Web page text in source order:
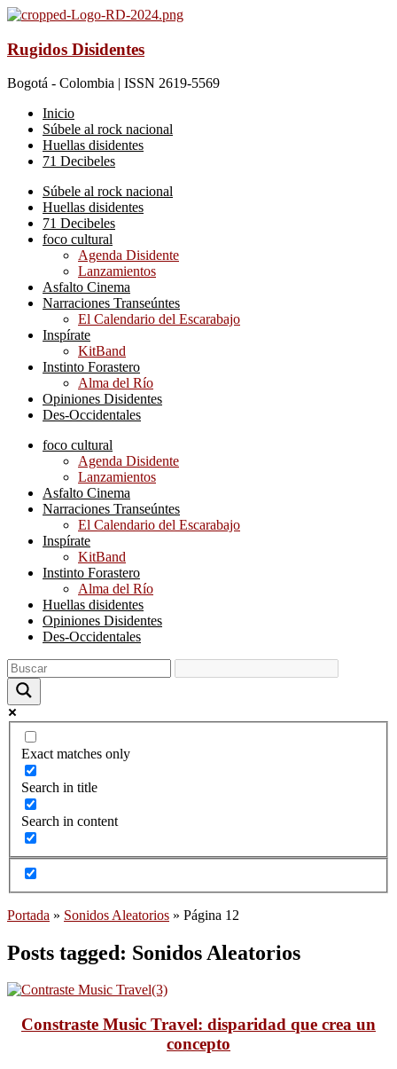
Rugidos Disidentes
Bogotá - Colombia | ISSN 2619-5569
Inicio
Súbele al rock nacional
Huellas disidentes
71 Decibeles
Súbele al rock nacional
Huellas disidentes
71 Decibeles
foco cultural
Agenda Disidente
Lanzamientos
Asfalto Cinema
Narraciones Transeúntes
El Calendario del Escarabajo
Inspírate
KitBand
Instinto Forastero
Alma del Río
Opiniones Disidentes
Des-Occidentales
foco cultural
Agenda Disidente
Lanzamientos
Asfalto Cinema
Narraciones Transeúntes
El Calendario del Escarabajo
Inspírate
KitBand
Instinto Forastero
Alma del Río
Huellas disidentes
Opiniones Disidentes
Des-Occidentales
Exact matches only
Search in title
Search in content
Portada » Sonidos Aleatorios » Página 12
Posts tagged: Sonidos Aleatorios
Constraste Music Travel: disparidad que crea un
concepto